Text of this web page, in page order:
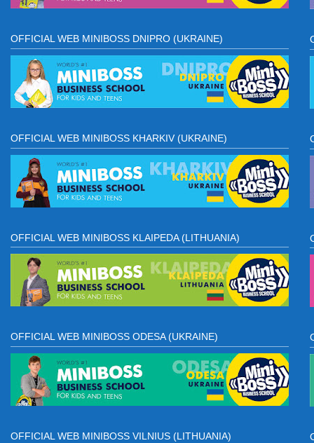
OFFICIAL WEB MINIBOSS DNIPRO (UKRAINE)
OFFICIAL WEB MINIBOSS KHARKIV (UKRAINE)
OFFICIAL WEB MINIBOSS KLAIPEDA (LITHUANIA)
OFFICIAL WEB MINIBOSS ODESA (UKRAINE)
OFFICIAL WEB MINIBOSS VILNIUS (LITHUANIA)